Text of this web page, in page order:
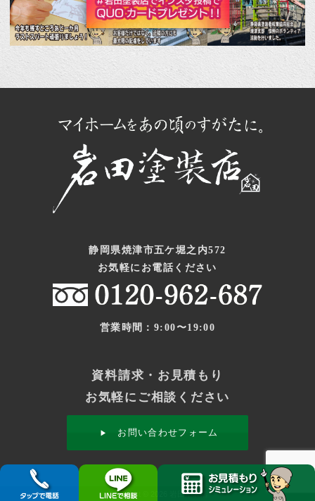
静岡県焼津市五ケ堀之内572
お気軽にお電話ください
営業時間：9:00〜19:00
資料請求・お見積もり
お気軽にご相談ください
お問い合わせフォーム
Copyright © 2026 岩田塗装店